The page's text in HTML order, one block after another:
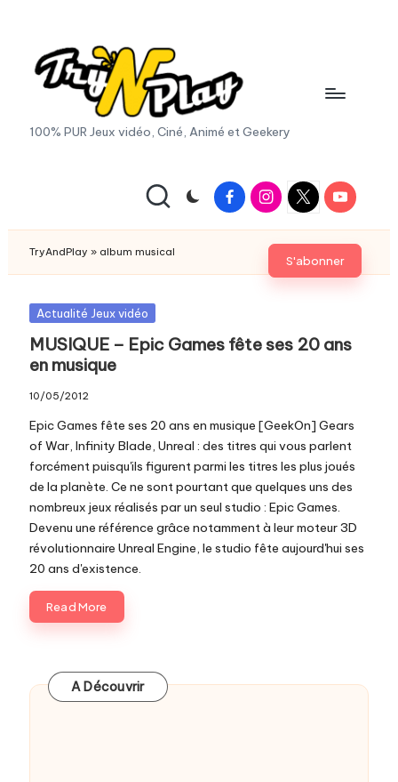
content
T
A
n
P
la
y.
c
o
m
100% PUR Jeux vidéo, Ciné, Animé et Geekery
FacebookInstagram
X
|
Twitter
Youtube
S'abonner
TryAndPlay » album musical
Posted
Actualité Jeux vidéo
MUSIQUE – Epic Games fête ses 20 ans
en musique
10/05/2012
Epic Games fête ses 20 ans en musique [GeekOn] Gears
of War, Infinity Blade, Unreal : des titres qui vous parlent
forcément puisqu'ils figurent parmi les titres les plus joués
de la planète. Ce ne sont pourtant que quelques uns des
nombreux jeux réalisés par un seul studio : Epic Games.
Devenu une référence grâce notamment à leur moteur 3D
révolutionnaire Unreal Engine, le studio fête aujourd'hui ses
20 ans d'existence.
Read More
A Découvrir